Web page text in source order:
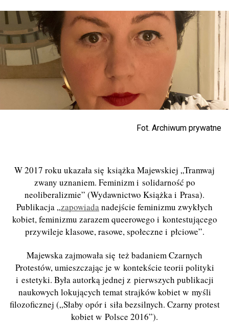
Fot. Archiwum prywatne
W 2017 roku ukazała się książka Majewskiej „Tramwaj
zwany uznaniem. Feminizm i solidarność po
neoliberalizmie” (Wydawnictwo Książka i Prasa).
Publikacja „zapowiada nadejście feminizmu zwykłych
kobiet, feminizmu zarazem queerowego i kontestującego
przywileje klasowe, rasowe, społeczne i płciowe”.
Majewska zajmowała się też badaniem Czarnych
Protestów, umieszczając je w kontekście teorii polityki
i estetyki. Była autorką jednej z pierwszych publikacji
naukowych lokujących temat strajków kobiet w myśli
filozoficznej („Słaby opór i siła bezsilnych. Czarny protest
kobiet w Polsce 2016”).